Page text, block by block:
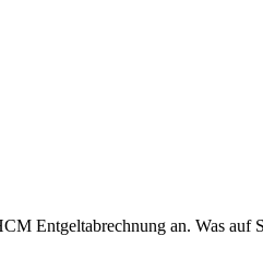
Entgeltabrechnung an. Was